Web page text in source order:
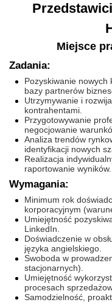
Miejsce
Zadania:
Pozyskiwanie
bazy partnerów
Utrzymywanie i
kontrahentami.
Przygotowywanie
negocjowanie
Analiza trendów
identyfikacji nowych
Realizacja
raportowanie wyników.
Wymagania:
Minimum rok
korporacyjnym
Umiejętność
LinkedIn.
Doświadczenie w
języka angielskiego.
Swoboda w
stacjonarnych).
Umiejętność
procesach
Samodzielność,